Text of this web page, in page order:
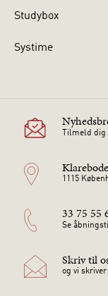
Studybox
Systime
Tilmeld dig
1115
33 75 55
Se
Skriv til
og vi